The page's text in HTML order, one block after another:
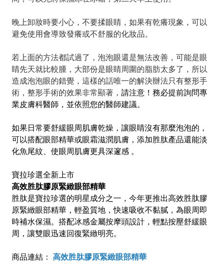
晚上卸妝時要小心，不要揉眼睛，如果有乾癢現象，可以
避免使用會導致發癢或不舒服的化妝品。
若上面的方法都試過了，泡泡眼還是無法改善，可能是眼
睛先天就比較腫，大部份是眼睛周圍的脂肪太多了，所以
造成泡泡眼的錯覺，這樣的話唯一的解決辦法只有整形手
術，整形手術的效果非常顯著， 請注意！務必提前詢問專
業皮膚科醫師，並依照您的醫師建議。
如果日常要舒緩眼周肌膚乾燥，讓眼睛沒有那麼泡泡的，
可以搭配眼部精華或眼霜滋潤肌膚，添加胜肽產品還能淡
化魚尾紋、使眼周肌膚更具深邃感 。
寶拉珍選全新上市
高效胜肽膠原緊緻眼部精華
胜肽是寶拉珍選的明星成分之一，今年更推出高效胜肽膠
原緊緻眼部精華，輕盈質地，快速吸收不黏膩，為眼周即
時補水保濕。搭配冰感金屬按摩頭設計，輕點按壓舒緩眼
周，讓雙眼迅速回復緊緻明亮。
商品連結： 高效胜肽膠原緊緻眼部精華